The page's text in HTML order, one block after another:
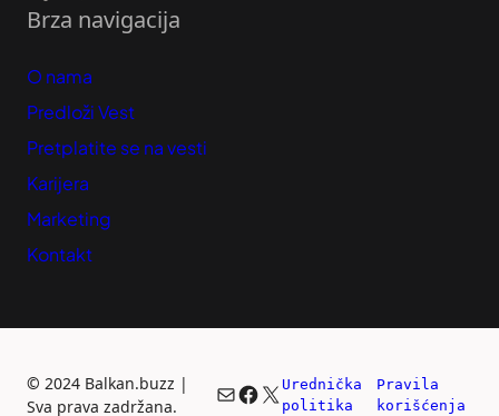
Brza navigacija
O nama
Predloži Vest
Pretplatite se na vesti
Karijera
Marketing
Kontakt
© 2024 Balkan.buzz |
Sva prava zadržana.
Mail
Facebook
X Urednička
politika
Pravila
korišćenja